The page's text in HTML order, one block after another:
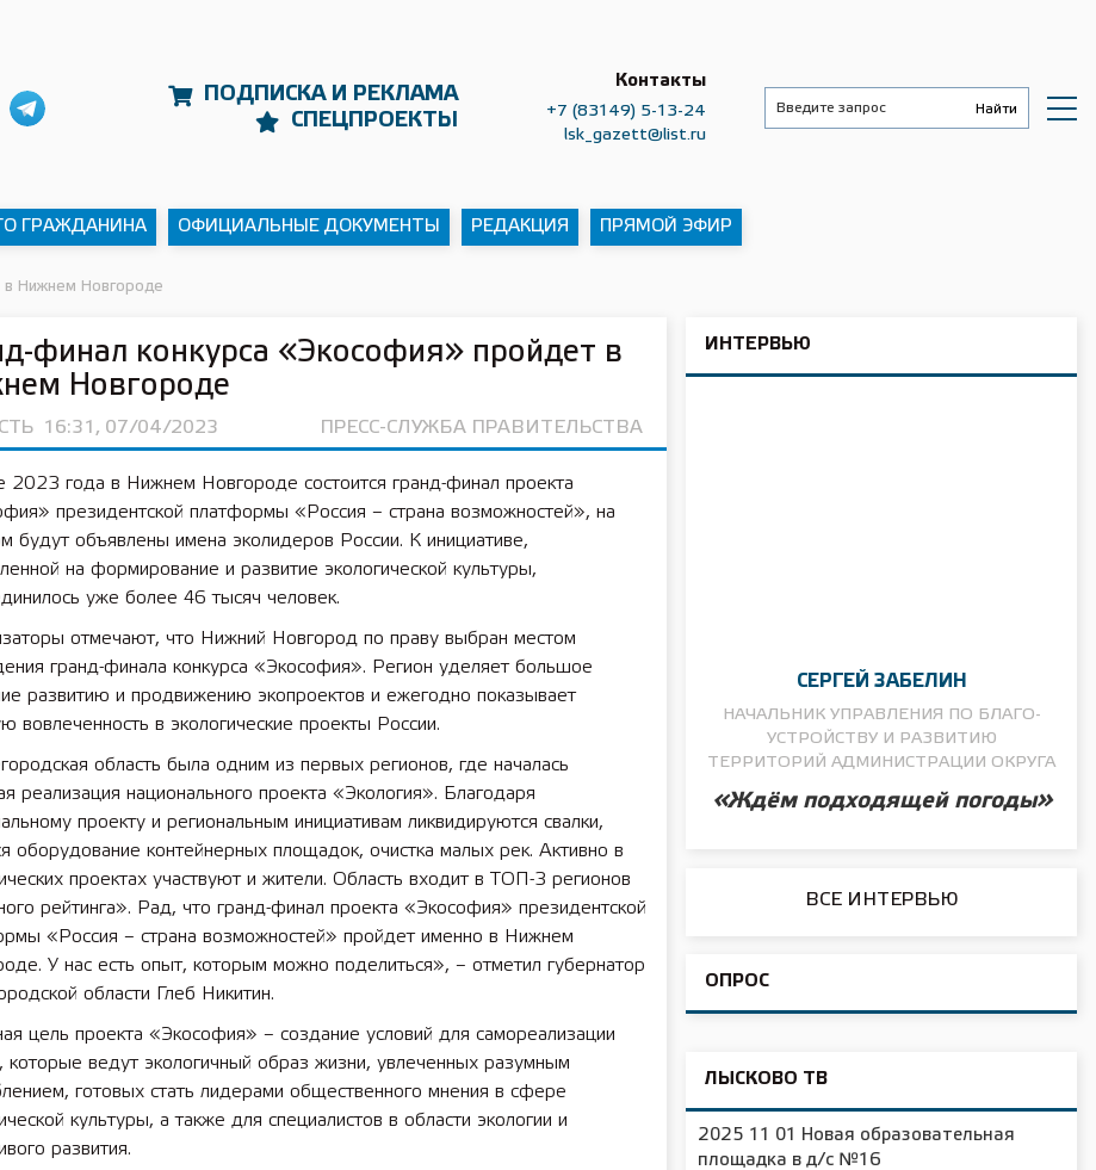
ПОДПИСКА И РЕКЛАМА
СПЕЦПРОЕКТЫ
Контакты
+7 (83149) 5-13-24
lsk_gazett@list.ru
ГРАЖДАНИНА ОФИЦИАЛЬНЫЕ ДОКУМЕНТЫ РЕДАКЦИЯ ПРЯМОЙ ЭФИР
в Нижнем Новгороде
финал конкурса «Экософия» пройдет в
Новгороде
16:31, 07/04/2023 ПРЕСС-СЛУЖБА ПРАВИТЕЛЬСТВА
2023 года в Нижнем Новгороде состоится гранд-финал проекта
президентской платформы «Россия – страна возможностей», на
будут объявлены имена эколидеров России. К инициативе,
на формирование и развитие экологической культуры,
уже более 46 тысяч человек.
отмечают, что Нижний Новгород по праву выбран местом
гранд-финала конкурса «Экософия». Регион уделяет большое
развитию и продвижению экопроектов и ежегодно показывает
вовлеченность в экологические проекты России.
область была одним из первых регионов, где началась
реализация национального проекта «Экология». Благодаря
проекту и региональным инициативам ликвидируются свалки,
оборудование контейнерных площадок, очистка малых рек. Активно в
проектах участвуют и жители. Область входит в ТОП-3 регионов
рейтинга». Рад, что гранд-финал проекта «Экософия» президентской
«Россия – страна возможностей» пройдет именно в Нижнем
У нас есть опыт, которым можно поделиться», – отметил губернатор
области Глеб Никитин.
цель проекта «Экософия» – создание условий для самореализации
ведут экологичный образ жизни, увлеченных разумным
готовых стать лидерами общественного мнения в сфере
культуры, а также для специалистов в области экологии и
развития.
ИНТЕРВЬЮ
СЕРГЕЙ ЗАБЕЛИН
НАЧАЛЬНИК УПРАВЛЕНИЯ ПО БЛАГО­
УСТРОЙСТВУ И РАЗВИТИЮ
ТЕРРИТОРИЙ АДМИНИСТРАЦИИ ОКРУГА
«Ждём подходящей погоды»
ВСЕ ИНТЕРВЬЮ
ОПРОС
ЛЫСКОВО ТВ
лет СОШ №2
2025 11 01 Новая образовательная
площадка в д/с №16